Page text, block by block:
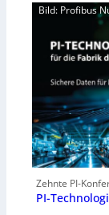
Bild: Profibus
Zehnte PI-
PI-